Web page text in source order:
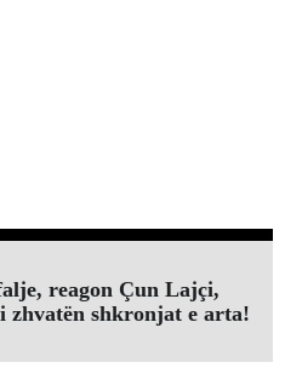
reagon Çun Lajçi,
shkronjat e arta!￼